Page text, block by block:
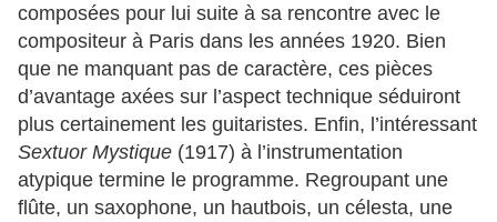
composées pour lui suite à sa rencontre avec le
compositeur à Paris dans les années 1920. Bien
que ne manquant pas de caractère, ces pièces
d’avantage axées sur l’aspect technique séduiront
plus certainement les guitaristes. Enfin, l’intéressant
Sextuor Mystique (1917) à l’instrumentation
atypique termine le programme. Regroupant une
flûte, un saxophone, un hautbois, un célesta, une